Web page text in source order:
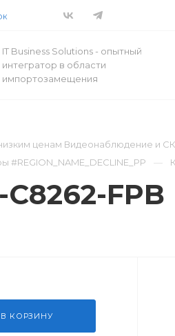
IT Business Solutions - опытный
интегратор в области
импортозамещения
ценам Видеонаблюдение и
FPB
В КОРЗИНУ